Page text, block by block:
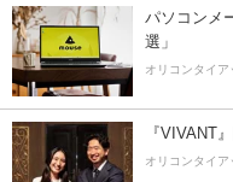
パソコンメ
選」
オリコンタイア
『VIVANT
オリコンタイア